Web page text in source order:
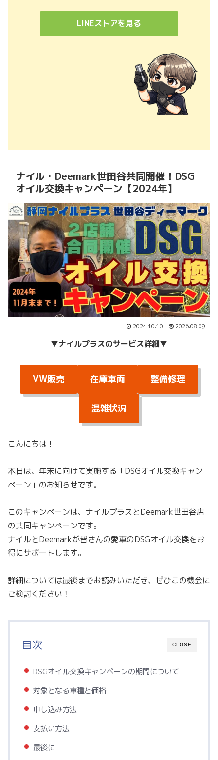
LINEストアを見る
ナイル・Deemark世田谷共同開催！DSG
オイル交換キャンペーン【2024年】
2024.10.10 2026.08.09
▼ナイルプラスのサービス詳細▼
VW販売 在庫車両 整備修理
混雑状況
こんにちは！
本日は、年末に向けて実施する「DSGオイル交換キャン
ペーン」のお知らせです。
このキャンペーンは、ナイルプラスとDeemark世田谷店
の共同キャンペーンです。
ナイルとDeemarkが皆さんの愛車のDSGオイル交換をお
得にサポートします。
詳細については最後までお読みいただき、ぜひこの機会に
ご検討ください！
CLOSE
目次
DSGオイル交換キャンペーンの期間について
対象となる車種と価格
申し込み方法
支払い方法
最後に